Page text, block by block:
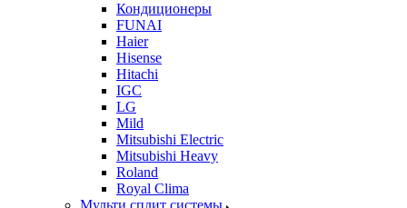
Кондиционеры
FUNAI
Haier
Hisense
Hitachi
IGC
LG
Mild
Mitsubishi Electric
Mitsubishi Heavy
Roland
Royal Clima
Мульти сплит системы